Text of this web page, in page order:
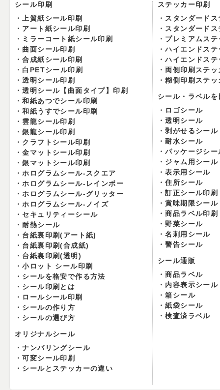
シール印刷
上質紙シール印刷
アート紙シール印刷
ミラーコート紙シール印刷
曲面シール印刷
合成紙シール印刷
白PETシール印刷
透明シール印刷
透明シール【曲面タイプ】印刷
和紙あつでシール印刷
和紙うすでシール印刷
雲龍シール印刷
銀龍シール印刷
クラフトシール印刷
金マットシール印刷
銀マットシール印刷
ホログラムシール-スクエア
ホログラムシール-レインボー
ホログラムシール-グリッター
ホログラムシール-ノイズ
セキュリティーシール
耐熱シール
台紙裏印刷(アート紙)
台紙裏印刷(合成紙)
台紙裏印刷(透明)
小ロット シール印刷
シールを格安で作る方法
シール印刷とは
ロールシール印刷
シールの作り方
シールの選び方
オリジナルシール
ナンバリングシール
可変シール印刷
シールとステッカーの違い
ステッカー印刷
スタンダード
スタンダード
プレミアムステ
ハイエンドステ
ハイエンドス
両側印刷ステッ
糊側印刷ステッ
シール・ラベル
ロゴシール
透明シール
剥がせるシール
耐水シール
パッケージシー
ジャム用シール
表示用シール
住所シール
訂正シール印刷
賞味期限シール
商品ラベル印刷
野菜シール
名刺用シール
警告シール
シール通販
商品ラベル
内容表示シール
箱シール
紙袋シール
検査済ラベル